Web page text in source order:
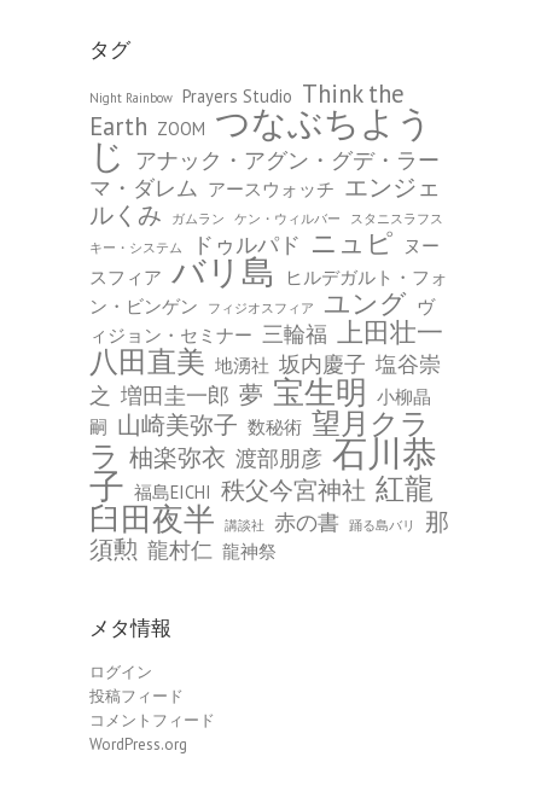
ー
タグ
Night Rainbow Prayers Studio Think the
Earth ZOOM つなぶちよう
じ
アナック・アグン・グデ・ラー
マ・ダレム アースウォッチ エンジェ
ルくみ
ガムラン ケン・ウィルバー
スタニスラフス
キー・システム
ドゥルパド ニュピ
ヌー
スフィア バリ島
ヒルデガルト・フォ
ン・ビンゲン
フィジオスフィア ユング ヴ
ィジョン・セミナー 三輪福 上田壮一
八田直美 地湧社 坂内慶子 塩谷崇
之 増田圭一郎 夢 宝生明 小柳晶
嗣 山崎美弥子 数秘術 望月クラ
ラ 柚楽弥衣 渡部朋彦 石川恭
子 福島EICHI 秩父今宮神社 紅龍
臼田夜半 講談社 赤の書 踊る島バリ
那
須勲 龍村仁 龍神祭
メタ情報
ログイン
投稿フィード
コメントフィード
WordPress.org